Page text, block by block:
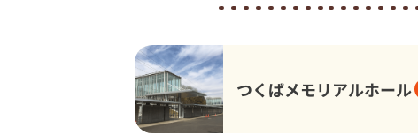
つくばメモリアルホール